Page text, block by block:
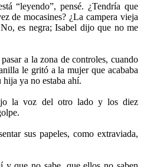
“leyendo”, pensé. ¿Tendría que
de mocasines? ¿La campera vieja
es negra; Isabel dijo que no me
a la zona de controles, cuando
le gritó a la mujer que acababa
hija ya no estaba ahí.
la voz del otro lado y los diez
sus papeles, como extraviada,